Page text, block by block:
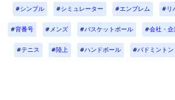
シンプル シミュレーター エンブレム リ
背番号 メンズ バスケットボール 会社・企
テニス 陸上 ハンドボール バドミントン